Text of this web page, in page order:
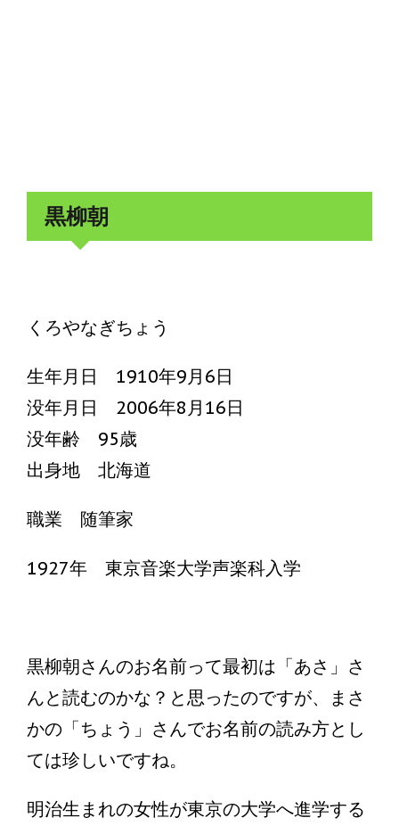
黒柳朝
くろやなぎちょう
生年月日 1910年9月6日
没年月日 2006年8月16日
没年齢 95歳
出身地 北海道
職業 随筆家
1927年 東京音楽大学声楽科入学
黒柳朝さんのお名前って最初は「あさ」さ
んと読むのかな？と思ったのですが、まさ
かの「ちょう」さんでお名前の読み方とし
ては珍しいですね。
明治生まれの女性が東京の大学へ進学する